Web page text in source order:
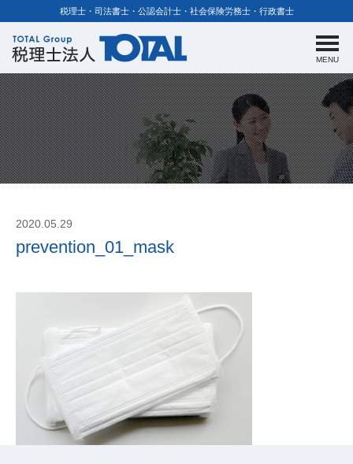
税理士・司法書士・公認会計士・社会保険労務士・行政書士
MENU
2020.05.29
prevention_01_mask